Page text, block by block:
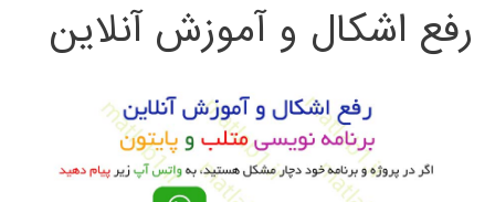
ج
رفع اشکال و آموزش آنلاین